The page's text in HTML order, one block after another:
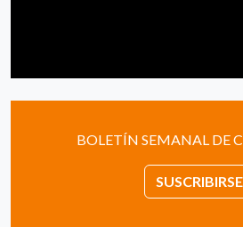
BOLETÍN SEMANAL DE
SUSCRIBIRSE